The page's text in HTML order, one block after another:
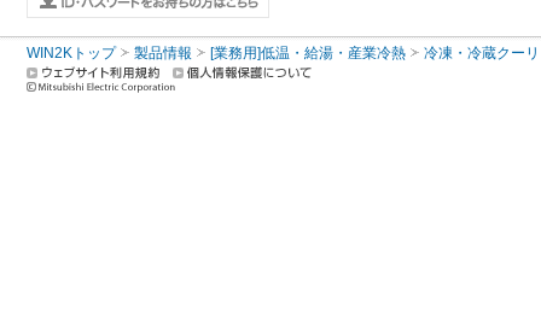
WIN2Kトップ 製品情報 [業務用]低温・給湯・産業冷熱 冷凍・冷蔵クー